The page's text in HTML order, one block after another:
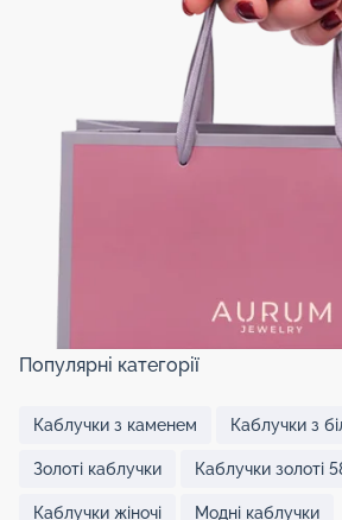
Популярні категорії
Каблучки з каменем Каблучки з
Золоті каблучки Каблучки золоті
Каблучки жіночі Модні каблучки